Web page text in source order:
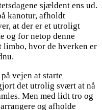
sjældent ens ud.
kanotur, afholdt
at der er et utroligt
og for netop denne
limbo, hvor de hverken er
vejen at starte
det utrolig svært at nå
Men med lidt tro og
og afholde